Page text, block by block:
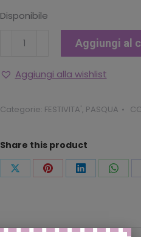
Disponibile
UOVO
CON
Aggiungi al
Aggiungi alla wishlist
Categorie: FESTIVITA', PASQUA
Share this product
CondividiCondividiCondividi